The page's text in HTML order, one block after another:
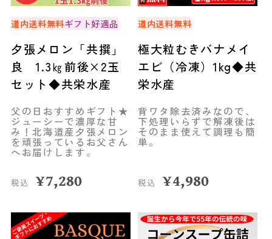
道内送料無料ギフト好適品
夕張メロン「共撰」
良 1.3㎏前後×2玉
セット◆共栄水産
父の日おすすめギフト★
ジューシーで濃厚な甘
み！北海道産夕張メロン
を頑張っているお父さん
へお届けします。
税込 ¥7,280
道内送料無料
極大粒むきバナメイ
エビ（冷凍）1kg◆共
栄水産
背ワタ除去済みなので、
下処理いらずで解凍後は
そのまま使えて調理も簡
単。
税込 ¥4,980